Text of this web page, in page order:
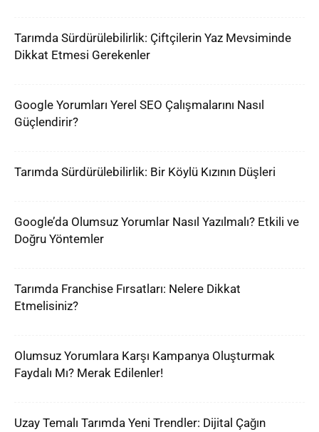
Tarımda Sürdürülebilirlik: Çiftçilerin Yaz Mevsiminde
Dikkat Etmesi Gerekenler
Google Yorumları Yerel SEO Çalışmalarını Nasıl
Güçlendirir?
Tarımda Sürdürülebilirlik: Bir Köylü Kızının Düşleri
Google’da Olumsuz Yorumlar Nasıl Yazılmalı? Etkili ve
Doğru Yöntemler
Tarımda Franchise Fırsatları: Nelere Dikkat
Etmelisiniz?
Olumsuz Yorumlara Karşı Kampanya Oluşturmak
Faydalı Mı? Merak Edilenler!
Uzay Temalı Tarımda Yeni Trendler: Dijital Çağın